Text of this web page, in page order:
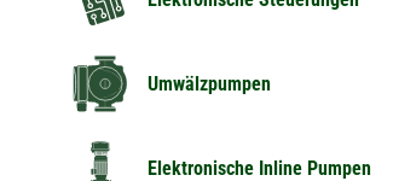
Umwälzpumpen
Elektronische Inline Pumpen